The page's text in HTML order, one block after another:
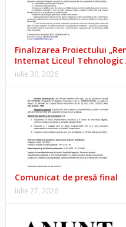
Finalizarea Proiectului
Internat Liceul Tehnologic
iulie 30, 2026
Comunicat de presă final
iulie 27, 2026